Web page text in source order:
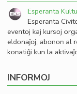
Esperanta
Esperanta
eventoj kaj kursoj
eldonaĵoj, abonon al
konatiĝi kun la
INFORMOJ